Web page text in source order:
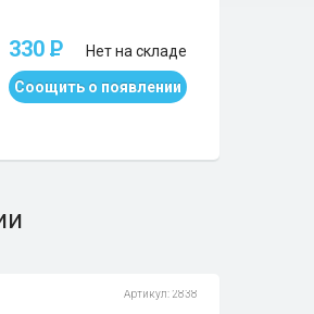
330 P Нет на складе
Соощить о появлении
Артикул: 2838